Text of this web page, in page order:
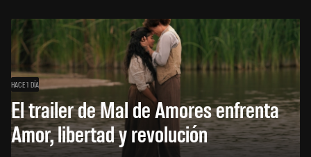
HACE 1 DÍA
El trailer de Mal de Amores enfrenta
Amor, libertad y revolución